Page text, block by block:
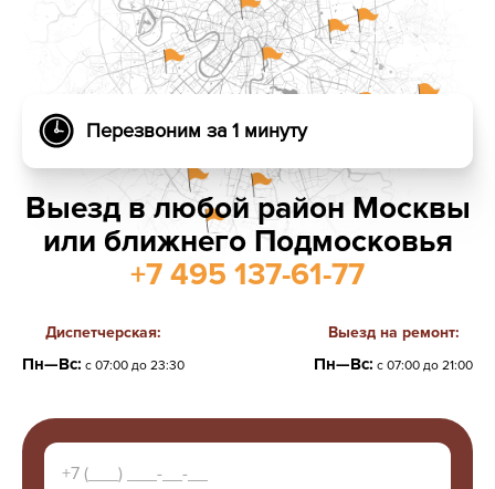
Выезд в любой район Москвы
или ближнего Подмосковья
+7 495 137-61-77
Диспетчерская:
Пн—Вс: с 07:00 до 23:30
Выезд на ремонт:
Пн—Вс: с 07:00 до 21:00
Перезвоним за 1 минуту